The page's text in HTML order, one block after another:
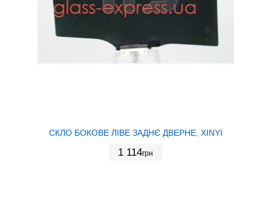
СКЛО БОКОВЕ ЛІВЕ ЗАДНЄ ДВЕРНЕ, XINYI
1 114грн